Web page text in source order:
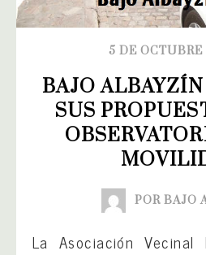
5 DE OCTUBRE
BAJO
SUS
POR BAJO
La Asociación